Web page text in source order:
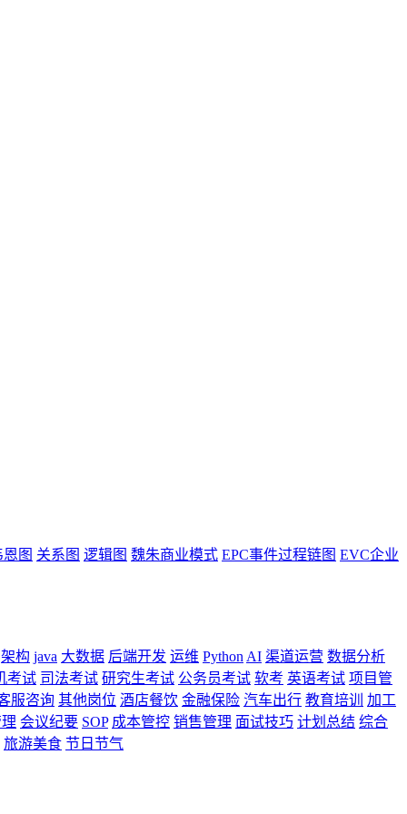
恩图 关系图 逻辑图 魏朱商业模式 EPC事件过程链图 EVC企业
架构 java 大数据 后端开发 运维 Python AI 渠道运营 数据分析
考试 司法考试 研究生考试 公务员考试 软考 英语考试 项目管
服咨询 其他岗位 酒店餐饮 金融保险 汽车出行 教育培训
加工
会议纪要 SOP 成本管控 销售管理 面试技巧 计划总结 综合
旅游美食 节日节气